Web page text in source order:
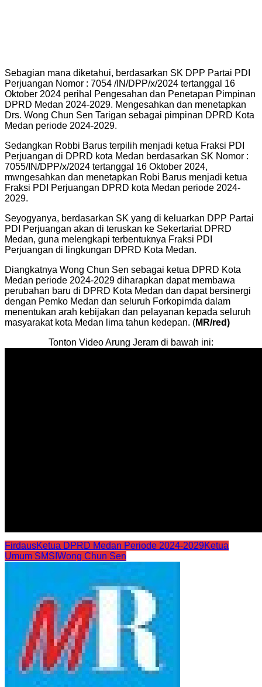
Sebagian mana diketahui, berdasarkan SK DPP Partai PDI
Perjuangan Nomor : 7054 /IN/DPP/x/2024 tertanggal 16
Oktober 2024 perihal Pengesahan dan Penetapan Pimpinan
DPRD Medan 2024-2029. Mengesahkan dan menetapkan
Drs. Wong Chun Sen Tarigan sebagai pimpinan DPRD Kota
Medan periode 2024-2029.
Sedangkan Robbi Barus terpilih menjadi ketua Fraksi PDI
Perjuangan di DPRD kota Medan berdasarkan SK Nomor :
7055/IN/DPP/x/2024 tertanggal 16 Oktober 2024,
mwngesahkan dan menetapkan Robi Barus menjadi ketua
Fraksi PDI Perjuangan DPRD kota Medan periode 2024-
2029.
Seyogyanya, berdasarkan SK yang di keluarkan DPP Partai
PDI Perjuangan akan di teruskan ke Sekertariat DPRD
Medan, guna melengkapi terbentuknya Fraksi PDI
Perjuangan di lingkungan DPRD Kota Medan.
Diangkatnya Wong Chun Sen sebagai ketua DPRD Kota
Medan periode 2024-2029 diharapkan dapat membawa
perubahan baru di DPRD Kota Medan dan dapat bersinergi
dengan Pemko Medan dan seluruh Forkopimda dalam
menentukan arah kebijakan dan pelayanan kepada seluruh
masyarakat kota Medan lima tahun kedepan. (MR/red)
Tonton Video Arung Jeram di bawah ini:
FirdausKetua DPRD Medan Periode 2024-2029Ketua
Umum SMSI Wong Chun Sen